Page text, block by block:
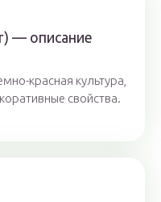
— описание
красная культура,
свойства.